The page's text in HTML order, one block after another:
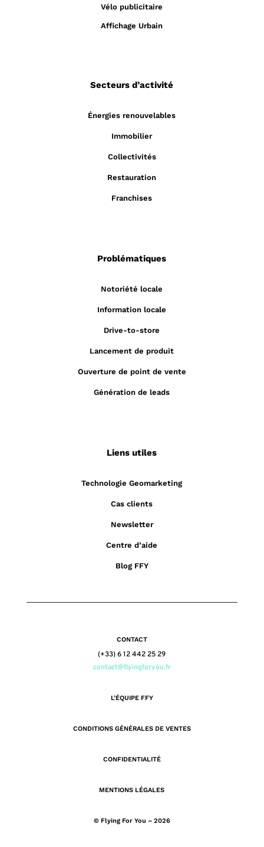
Vélo publicitaire
Affichage Urbain
Secteurs d’activité
Énergies renouvelables
Immobilier
Collectivités
Restauration
Franchises
Problématiques
Notoriété locale
Information locale
Drive-to-store
Lancement de produit
Ouverture de point de vente
Génération de leads
Liens utiles
Technologie Geomarketing
Cas clients
Newsletter
Centre d’aide
Blog FFY
CONTACT
(+33) 6 12 442 25 29
contact@flyingforyou.fr
L’ÉQUIPE FFY
CONDITIONS GÉNÉRALES DE VENTES
CONFIDENTIALITÉ
MENTIONS LÉGALES
© Flying For You – 2026